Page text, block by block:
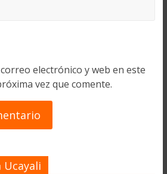
electrónico y web en este
vez que comente.
Ucayali